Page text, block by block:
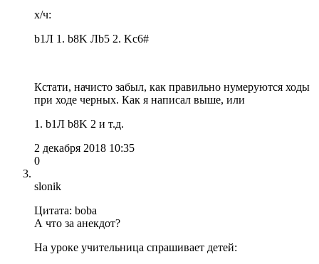
х/ч:
b1Л 1. b8K Лb5 2. Kс6#
Кстати, начисто забыл, как правильно нумеруются ходы
при ходе черных. Как я написал выше, или
1. b1Л b8K 2 и т.д.
2 декабря 2018 10:35
0
slonik
Цитата: boba
А что за анекдот?
На уроке учительница спрашивает детей: